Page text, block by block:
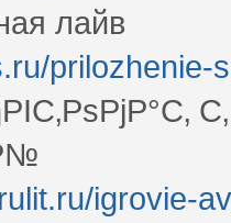
лайв
igrovie-